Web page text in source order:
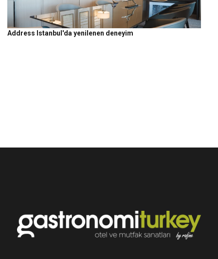
Address Istanbul'da yenilenen deneyim